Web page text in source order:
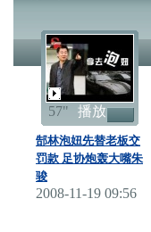
57" 播放
郜林泡妞先替老板交
罚款 足协炮轰大嘴朱
骏
2008-11-19 09:56